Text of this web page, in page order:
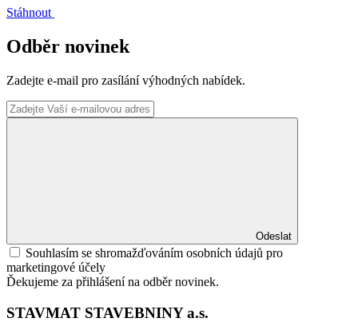
Stáhnout
Odběr novinek
Zadejte e-mail pro zasílání výhodných nabídek.
Odeslat
Souhlasím se shromažďováním osobních údajů pro
marketingové účely
Ďekujeme za přihlášení na odběr novinek.
STAVMAT STAVEBNINY a.s.